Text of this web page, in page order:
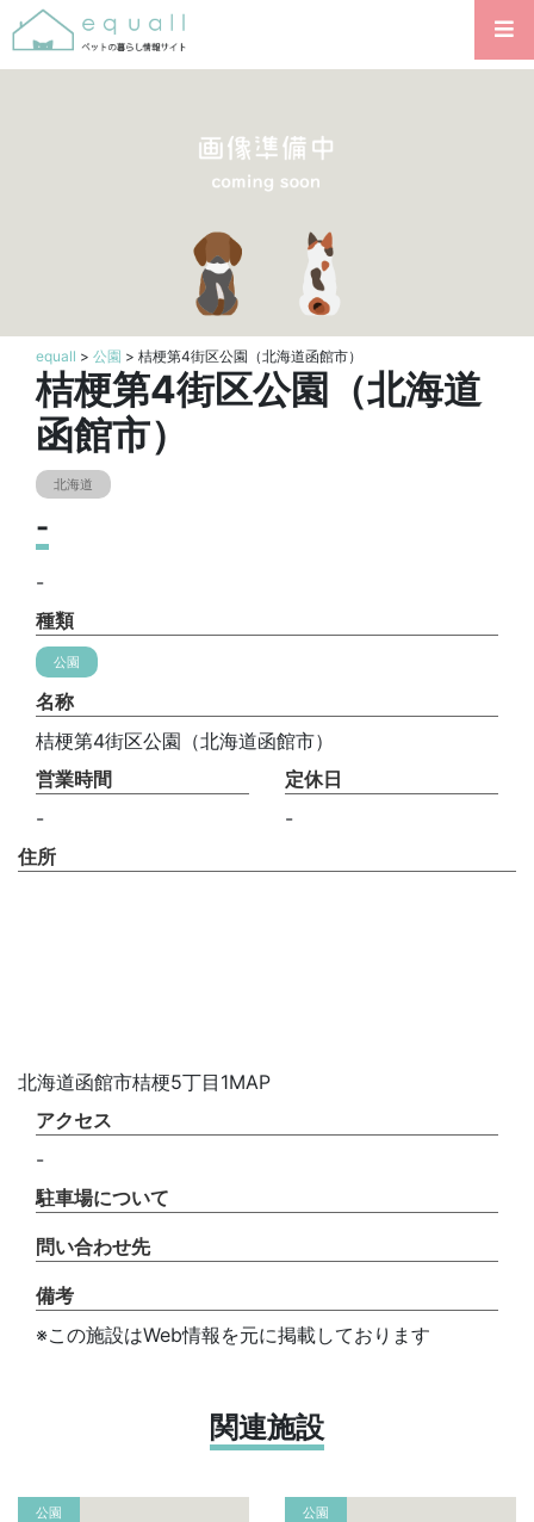
equall > 公園 > 桔梗第4街区公園（北海道函館市）
桔梗第4街区公園（北海道
函館市）
北海道
-
-
種類
公園
名称
桔梗第4街区公園（北海道函館市）
営業時間
-
定休日
-
住所
北海道函館市桔梗5丁目1MAP
アクセス
-
駐車場について
問い合わせ先
備考
※この施設はWeb情報を元に掲載しております
関連施設
公園 公園